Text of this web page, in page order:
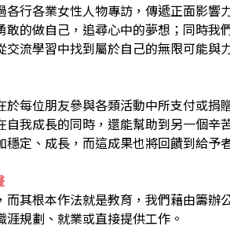
行各業女性人物專訪，傳遞正面影響
的做自己，追尋心中的夢想；同時我
流學習中找到屬於自己的無限可能與
於每位朋友參與各類活動中所支付或
自我成長的同時，還能幫助到另一個
定、成長，而這成果也將回饋到給予
其根本作法就是教育，我們藉由籌
規劃、就業或直接提供工作。